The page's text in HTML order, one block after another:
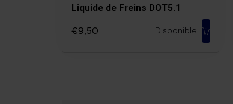
Liquide de Freins DOT5.1
€9,50 Disponible